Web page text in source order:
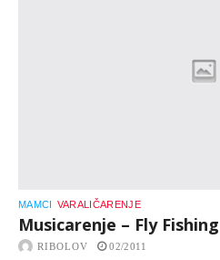
MAMCI VARALIČARENJE
Musicarenje – Fly Fishing
RIBOLOV 02/2011